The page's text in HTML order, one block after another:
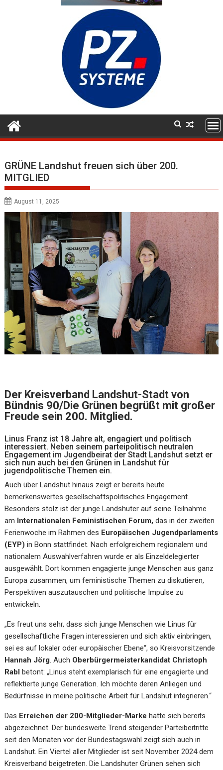
GRÜNE Landshut freuen sich über 200.
MITGLIED
August 11, 2025
Der Kreisverband Landshut-Stadt von
Bündnis 90/Die Grünen begrüßt mit großer
Freude sein 200. Mitglied.
Linus Franz ist 18 Jahre alt, engagiert und politisch
interessiert. Neben seinem parteipolitisch neutralen
Engagement im Jugendbeirat der Stadt Landshut setzt er
sich nun auch bei den Grünen in Landshut für
jugendpolitische Themen ein.
Auch über Landshut hinaus zeigt er bereits heute
bemerkenswertes gesellschaftspolitisches Engagement.
Besonders stolz ist der junge Landshuter auf seine Teilnahme
am Internationalen Feministischen Forum, das in der zweiten
Ferienwoche im Rahmen des Europäischen Jugendparlaments
(EYP) in Bonn stattfindet. Nach erfolgreichem regionalem und
nationalem Auswahlverfahren wurde er als Einzeldelegierter
ausgewählt. Dort kommen engagierte junge Menschen aus ganz
Europa zusammen, um feministische Themen zu diskutieren,
Perspektiven auszutauschen und politische Impulse zu
entwickeln.
„Es freut uns sehr, dass sich junge Menschen wie Linus für
gesellschaftliche Fragen interessieren und sich aktiv einbringen,
sei es auf lokaler oder europäischer Ebene“, so Kreisvorsitzende
Hannah Jörg . Auch Oberbürgermeisterkandidat Christoph
Rabl betont: „Linus steht exemplarisch für eine engagierte und
reflektierte junge Generation. Ich möchte deren Anliegen und
Bedürfnisse in meine politische Arbeit für Landshut integrieren.“
Das Erreichen der 200-Mitglieder-Marke hatte sich bereits
abgezeichnet. Der bundesweite Trend steigender Parteibeitritte
seit den Monaten vor der Bundestagswahl zeigt sich auch in
Landshut. Ein Viertel aller Mitglieder ist seit November 2024 dem
Kreisverband beigetreten. Die Landshuter Grünen sehen sich